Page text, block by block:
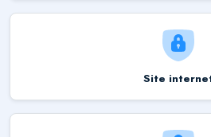
Site